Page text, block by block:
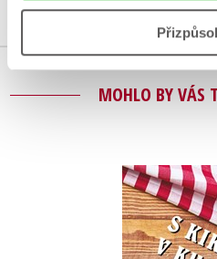
MOHLO BY VÁS
S
Kristýna